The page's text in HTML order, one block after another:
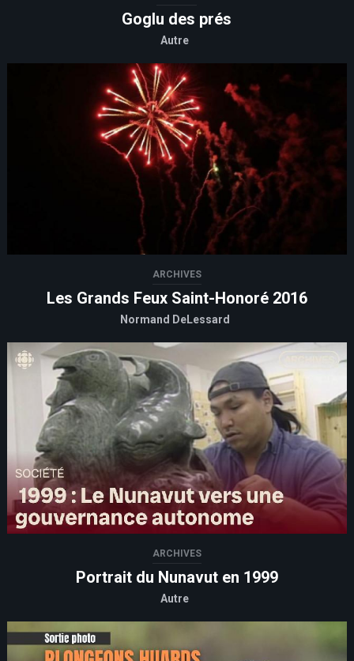
Goglu des prés
Autre
ARCHIVES
Les Grands Feux Saint-Honoré 2016
Normand DeLessard
ARCHIVES
Portrait du Nunavut en 1999
Autre